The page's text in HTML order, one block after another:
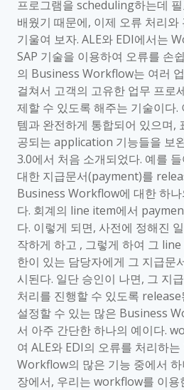
프로그램을 scheduling하는데
배웠기 때문에, 이제 오류 처리
기울여 보자. ALE와 EDI에서는
SAP 기술을 이용하여 오류를 손
의 Business Workflow는 여러
걸쳐서 고객의 고유한 업무 프로
제할 수 있도록 해주는 기술이다.
템과 완전하게 통합되어 있으며,
공되는 application 기능들을 보
3.0에서 처음 소개되었다. 예를
대한 지급문서(payment)를
Business Workflow에 대한 하나
다. 회계의 line item에서
다. 이렇게 되면, 사전에 정해진
작하게 하고 , 그렇게 하여 그
한이 있는 담당자에게 그 지급문
시된다. 일단 승인이 나면, 그 지
처리를 진행할 수 있도록
설정할 수 있는 많은 Business
서 아주 간단한 하나의 예이다.
여 ALE와 EDI의 오류를 처리하
Workflow의 많은 기능 중에서 하
장에서, 우리는 workflow를 이용